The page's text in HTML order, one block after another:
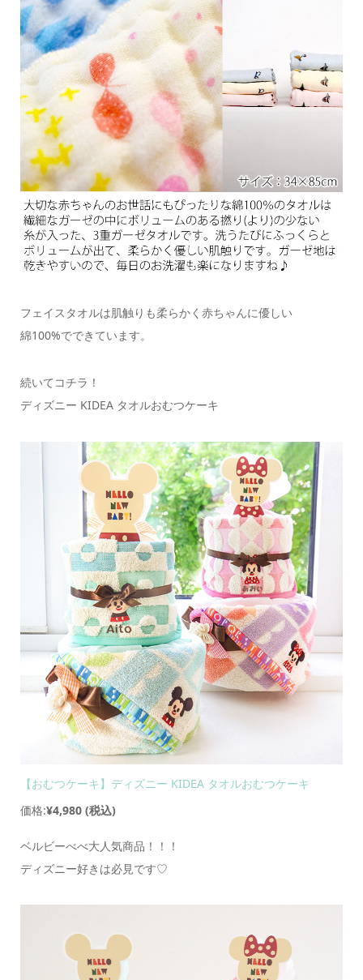
フェイスタオルは肌触りも柔らかく赤ちゃんに優しい
綿100%でできています。
続いてコチラ！
ディズニー KIDEA タオルおむつケーキ
【おむつケーキ】ディズニー KIDEA タオルおむつケーキ
価格:¥4,980 (税込)
ベルビーべべ大人気商品！！！
ディズニー好きは必見です♡